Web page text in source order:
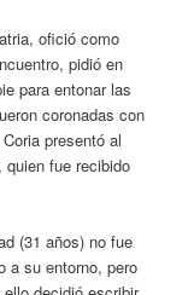
ofició como
pidió en
para entonar las
coronadas con
presentó al
, quien fue recibido
(31 años) no fue
a su entorno, pero